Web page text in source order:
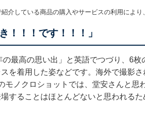
介している商品の購入やサービスの利用により
！！！です！！！」
の最高の思い出」と英語でつづり、6
を着用した姿などです。海外で撮影
モノクロショットでは、堂安さんと思
することはほとんどないと思われるた